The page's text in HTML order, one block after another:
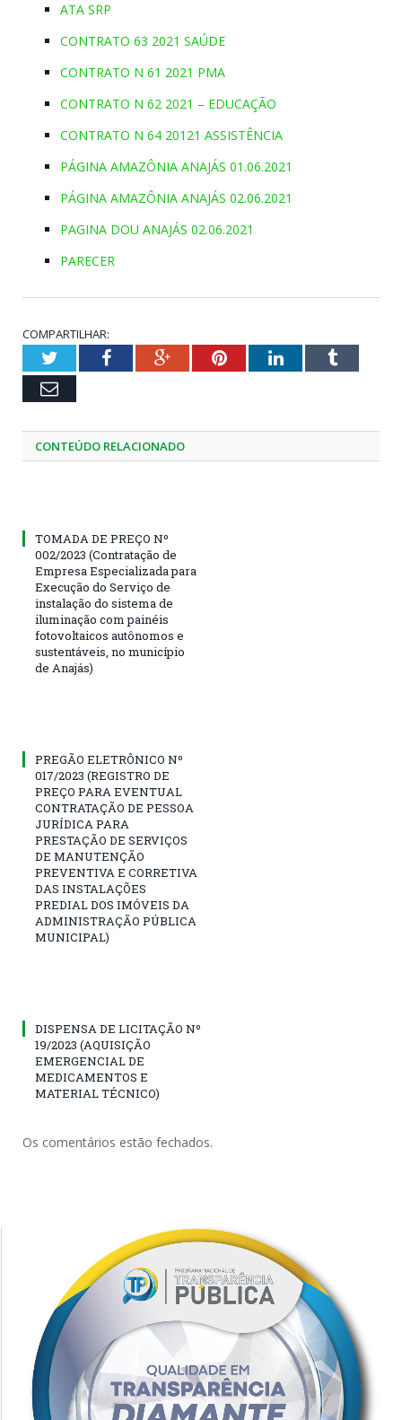
ATA SRP
CONTRATO 63 2021 SAÚDE
CONTRATO N 61 2021 PMA
CONTRATO N 62 2021 – EDUCAÇÃO
CONTRATO N 64 20121 ASSISTÊNCIA
PÁGINA AMAZÔNIA ANAJÁS 01.06.2021
PÁGINA AMAZÔNIA ANAJÁS 02.06.2021
PAGINA DOU ANAJÁS 02.06.2021
PARECER
COMPARTILHAR:
TwitterFacebookGoogle+PinterestLinkedInTumblr
Email
CONTEÚDO RELACIONADO
TOMADA DE PREÇO Nº
002/2023 (Contratação de
Empresa Especializada para
Execução do Serviço de
instalação do sistema de
iluminação com painéis
fotovoltaicos autônomos e
sustentáveis, no município
de Anajás)
PREGÃO ELETRÔNICO Nº
017/2023 (REGISTRO DE
PREÇO PARA EVENTUAL
CONTRATAÇÃO DE PESSOA
JURÍDICA PARA
PRESTAÇÃO DE SERVIÇOS
DE MANUTENÇÃO
PREVENTIVA E CORRETIVA
DAS INSTALAÇÕES
PREDIAL DOS IMÓVEIS DA
ADMINISTRAÇÃO PÚBLICA
MUNICIPAL)
DISPENSA DE LICITAÇÃO Nº
19/2023 (AQUISIÇÃO
EMERGENCIAL DE
MEDICAMENTOS E
MATERIAL TÉCNICO)
Os comentários estão fechados.